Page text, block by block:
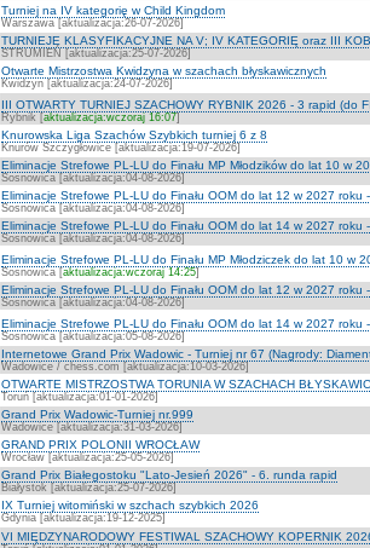
Turniej na IV kategorię w Child Kingdom
Warszawa [aktualizacja:26-07-2026]
TURNIEJE KLASYFIKACYJNE NA V; IV KATEGORIĘ oraz III
STRUMIEŃ [aktualizacja:25-07-2026]
Otwarte Mistrzostwa Kwidzyna w szachach błyskawicznych
Kwidzyn [aktualizacja:24-07-2026]
III OTWARTY TURNIEJ SZACHOWY RYBNIK 2026 - 3 rapid (do
Rybnik [aktualizacja:wczoraj 16:07]
Knurowska Liga Szachów Szybkich turniej 6 z 8
Knurów Szczygłowice [aktualizacja:19-07-2026]
Eliminacje Strefowe PL-LU do Finału MP Młodzików do lat 10 w
Sosnowica [aktualizacja:04-08-2026]
Eliminacje Strefowe PL-LU do Finału OOM do lat 12 w 2027 roku
Sosnowica [aktualizacja:04-08-2026]
Eliminacje Strefowe PL-LU do Finału OOM do lat 14 w 2027 roku
Sosnowica [aktualizacja:04-08-2026]
Eliminacje Strefowe PL-LU do Finału MP Młodziczek do lat 10 w
Sosnowica [aktualizacja:wczoraj 14:25]
Eliminacje Strefowe PL-LU do Finału OOM do lat 12 w 2027 roku
Sosnowica [aktualizacja:04-08-2026]
Eliminacje Strefowe PL-LU do Finału OOM do lat 14 w 2027 roku
Sosnowica [aktualizacja:05-08-2026]
Internetowe Grand Prix Wadowic - Turniej nr 67 (Nagrody:
Wadowice / chess.com [aktualizacja:10-03-2026]
OTWARTE MISTRZOSTWA TORUNIA W SZACHACH
Toruń [aktualizacja:01-01-2026]
Grand Prix Wadowic-Turniej nr.999
Wadowice [aktualizacja:31-03-2026]
GRAND PRIX POLONII WROCŁAW
Wrocław [aktualizacja:25-05-2026]
Grand Prix Białegostoku "Lato-Jesień 2026" - 6. runda rapid
Białystok [aktualizacja:25-07-2026]
IX Turniej witomiński w szchach szybkich 2026
Gdynia [aktualizacja:19-12-2025]
VI MIĘDZYNARODOWY FESTIWAL SZACHOWY KOPERNIK